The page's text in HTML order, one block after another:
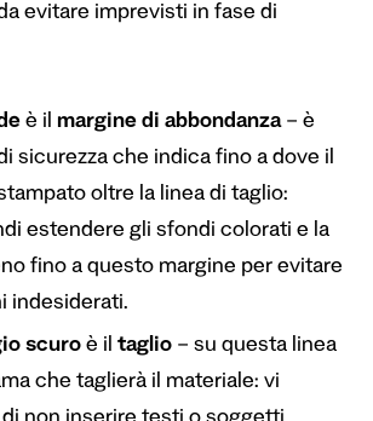
evitare imprevisti in fase di
è il margine di abbondanza– è
sicurezza che indica fino a dove il
oltre la linea di taglio:
estendere gli sfondi colorati e la
fino a questo margine per evitare
indesiderati.
scuro è il taglio – su questa linea
che taglierà il materiale: vi